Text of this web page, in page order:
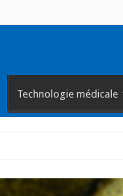
Technologie médicale